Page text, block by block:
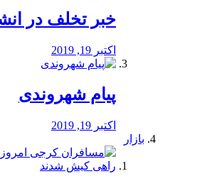
خبر تخلف در
اکتبر 19, 2019
پیام شهروندی
اکتبر 19, 2019
بازار